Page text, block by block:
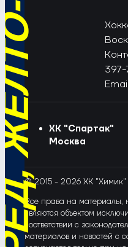
397-
ХК "Спартак"
Москва
© 2015 - 2026 ХК "Химик"
Все права на материалы,
являются объектом
соответствии с
материалов и новостей с